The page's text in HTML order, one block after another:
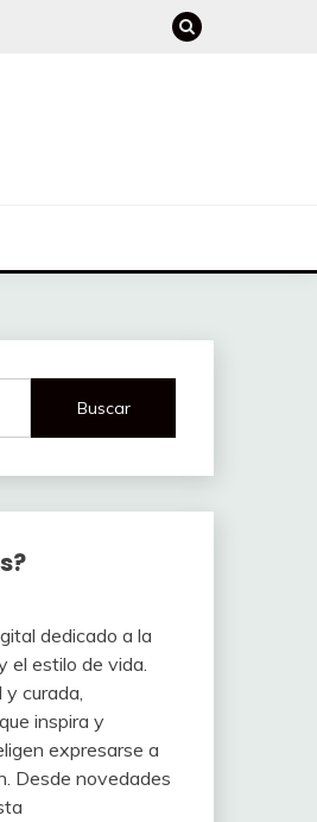
dedicado a la
el estilo de vida.
y curada,
inspira y
expresarse a
Desde novedades